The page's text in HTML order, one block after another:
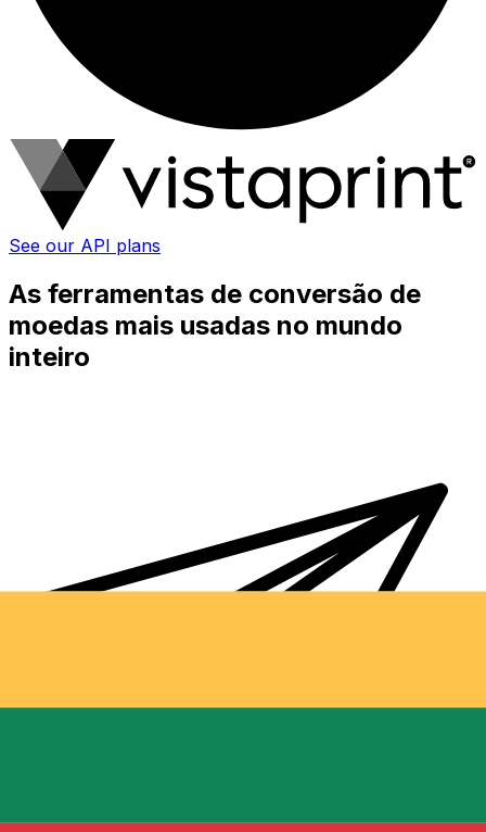
See our API plans
As ferramentas de conversão de
moedas mais usadas no mundo
inteiro